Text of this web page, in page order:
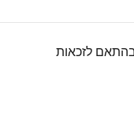
לזכאות